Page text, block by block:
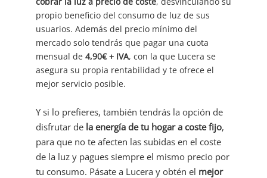
propio beneficio del consumo de luz de sus
usuarios. Además del precio mínimo del
mercado solo tendrás que pagar una cuota
mensual de 4,90€ + IVA, con la que Lucera se
asegura su propia rentabilidad y te ofrece el
mejor servicio posible.
Y si lo prefieres, también tendrás la opción de
disfrutar de la energía de tu hogar a coste fijo,
para que no te afecten las subidas en el coste
de la luz y pagues siempre el mismo precio por
tu consumo. Pásate a Lucera y obtén el mejor